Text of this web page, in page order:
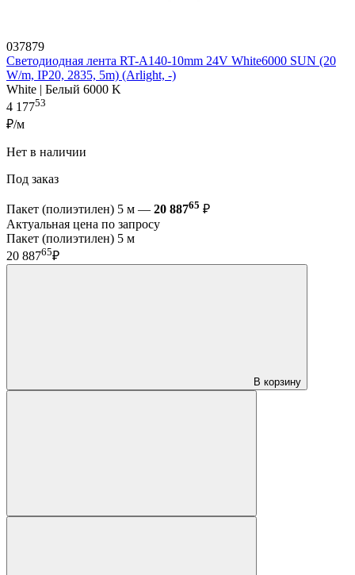
037879
Светодиодная лента RT-A140-10mm 24V White6000 SUN (20
W/m, IP20, 2835, 5m) (Arlight, -)
White | Белый 6000 K
4 17753
₽/м
Нет в наличии
Под заказ
Пакет (полиэтилен) 5 м — 20 88765 ₽
Актуальная цена по запросу
Пакет (полиэтилен) 5 м
20 88765₽
В корзину